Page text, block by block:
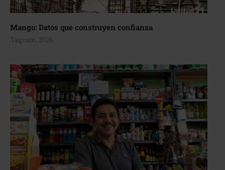
Mango: Datos que construyen confianza
3 agosto, 2026